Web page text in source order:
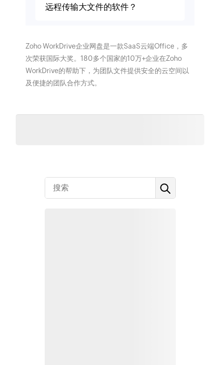
远程传输大文件的软件？
Zoho WorkDrive企业网盘是一款SaaS云端Office，多
次荣获国际大奖。180多个国家的10万+企业在Zoho
WorkDrive的帮助下，为团队文件提供安全的云空间以
及便捷的团队合作方式。